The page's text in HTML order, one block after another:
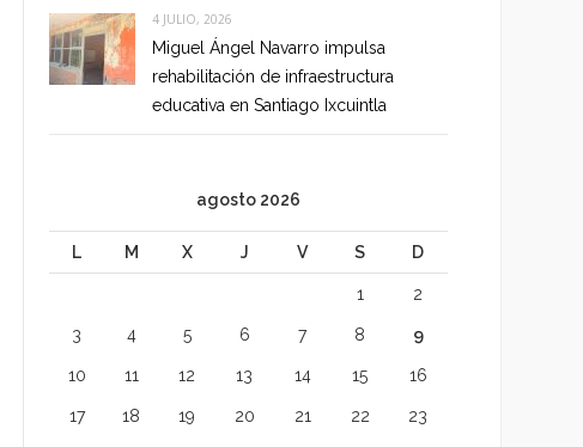
4 JULIO, 2026
Miguel Ángel Navarro impulsa
rehabilitación de infraestructura
educativa en Santiago Ixcuintla
agosto 2026
L M X J V S D
1 2
3 4 5 6 7 8 9
10 11 12 13 14 15 16
17 18 19 20 21 22 23